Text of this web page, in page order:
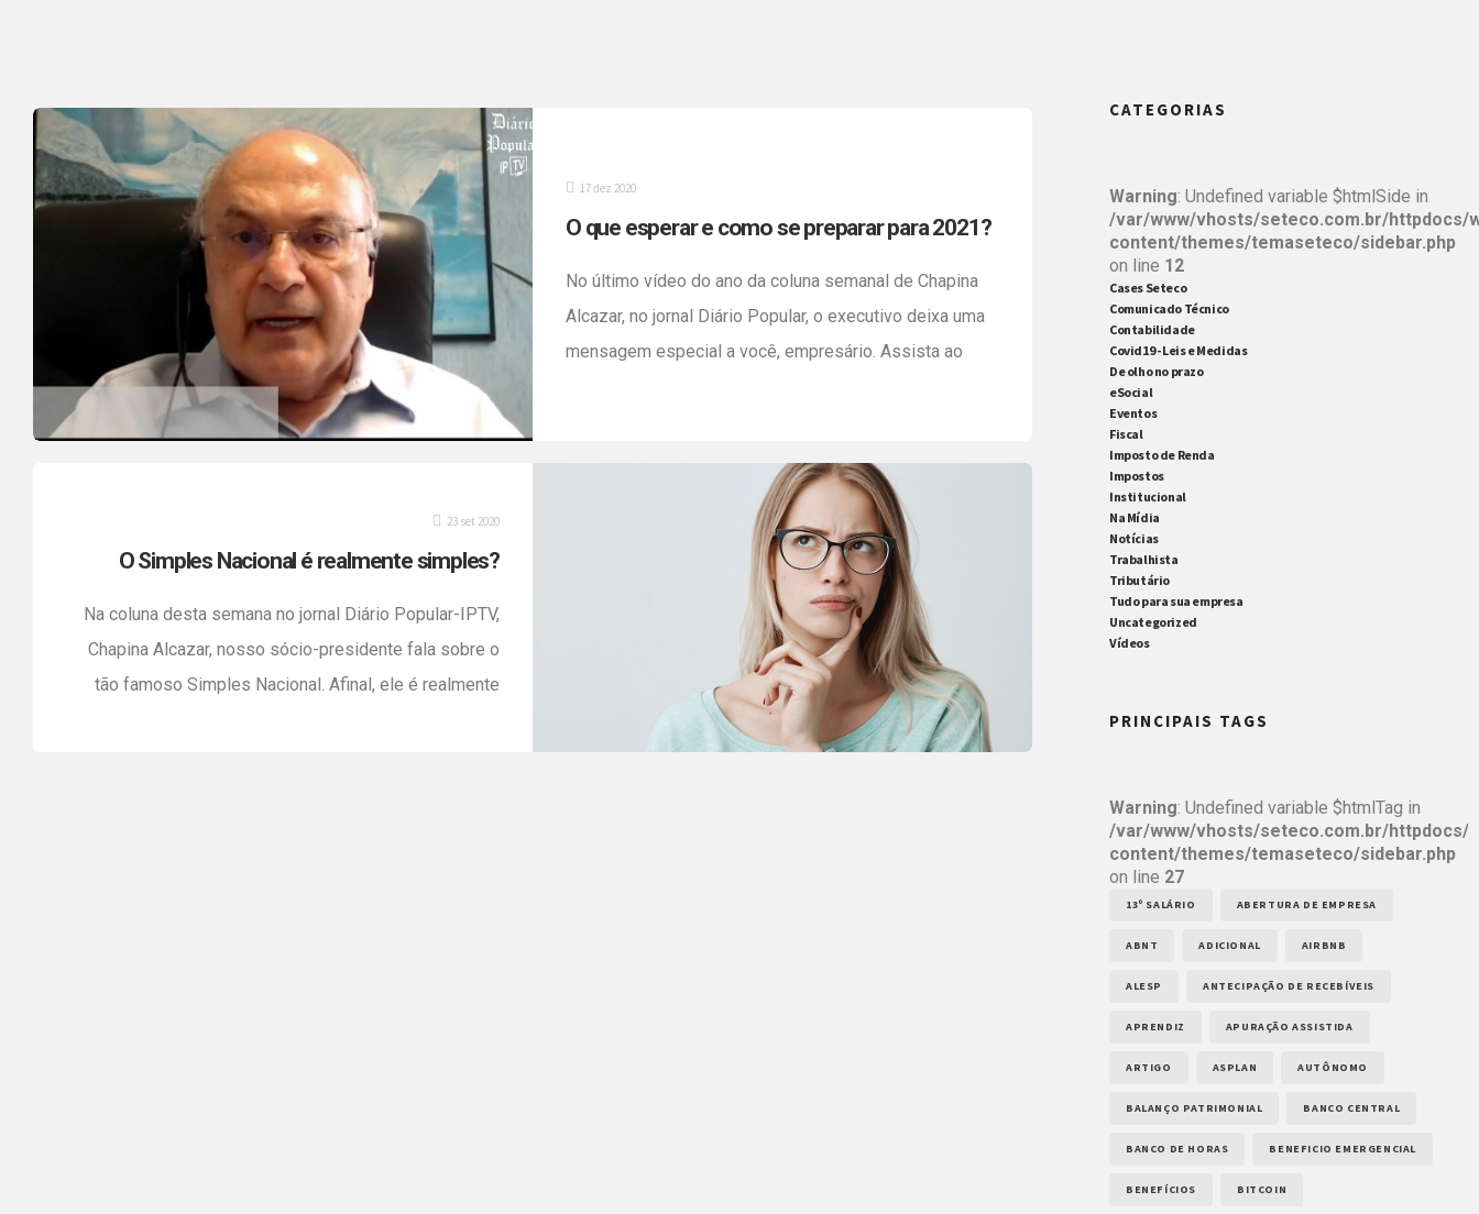
17 dez 2020
O que esperar e como se preparar para 2021?
No último vídeo do ano da coluna semanal de Chapina
Alcazar, no jornal Diário Popular, o executivo deixa uma
mensagem especial a você, empresário. Assista ao
23 set 2020
O Simples Nacional é realmente simples?
Na coluna desta semana no jornal Diário Popular-IPTV,
Chapina Alcazar, nosso sócio-presidente fala sobre o
tão famoso Simples Nacional. Afinal, ele é realmente
CATEGORIAS
Warning: Undefined variable $htmlSide in
/var/www/vhosts/seteco.com.br/httpdocs/
content/themes/temaseteco/sidebar.php
on line 12
Cases Seteco
Comunicado Técnico
Contabilidade
Covid19 - Leis e Medidas
De olho no prazo
eSocial
Eventos
Fiscal
Imposto de Renda
Impostos
Institucional
Na Mídia
Notícias
Trabalhista
Tributário
Tudo para sua empresa
Uncategorized
Vídeos
PRINCIPAIS TAGS
Warning: Undefined variable $htmlTag in
/var/www/vhosts/seteco.com.br/httpdocs/
content/themes/temaseteco/sidebar.php
on line 27
13º SALÁRIO ABERTURA DE EMPRESA
ABNT ADICIONAL AIRBNB
ALESP ANTECIPAÇÃO DE RECEBÍVEIS
APRENDIZ APURAÇÃO ASSISTIDA
ARTIGO ASPLAN AUTÔNOMO
BALANÇO PATRIMONIAL BANCO CENTRAL
BANCO DE HORAS BENEFICIO EMERGENCIAL
BENEFÍCIOS BITCOIN